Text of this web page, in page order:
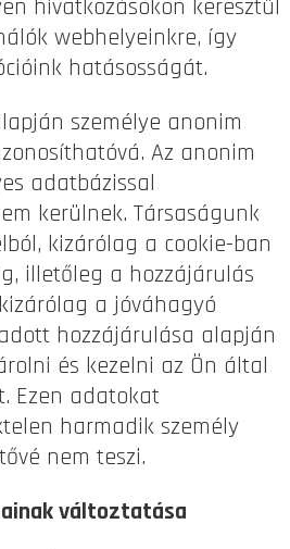
hivatkozásokon keresztül
webhelyeinkre, így
hatásosságát.
személye anonim
Az anonim
adatbázissal
kerülnek. Társaságunk
kizárólag a cookie-ban
illetőleg a hozzájárulás
a jóváhagyó
hozzájárulása alapján
és kezelni az Ön által
Ezen adatokat
harmadik személy
nem teszi.
változtatása